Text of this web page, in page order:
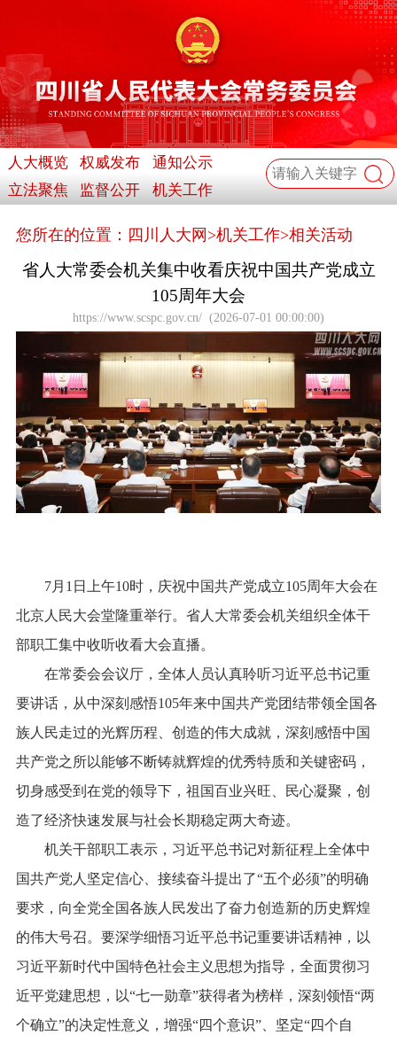
人大概览 权威发布
通知公示
立法聚焦
监督公开 机关工作
您所在的位置： 四川人大网 >机关工作>相关活动
省人大常委会机关集中收看庆祝中国共产党成立
105周年大会
https://www.scspc.gov.cn/ (2026-07-01 00:00:00)
7月1日上午10时，庆祝中国共产党成立105周年大会在
北京人民大会堂隆重举行。省人大常委会机关组织全体干
部职工集中收听收看大会直播。
在常委会会议厅，全体人员认真聆听习近平总书记重
要讲话，从中深刻感悟105年来中国共产党团结带领全国各
族人民走过的光辉历程、创造的伟大成就，深刻感悟中国
共产党之所以能够不断铸就辉煌的优秀特质和关键密码，
切身感受到在党的领导下，祖国百业兴旺、民心凝聚，创
造了经济快速发展与社会长期稳定两大奇迹。
机关干部职工表示，习近平总书记对新征程上全体中
国共产党人坚定信心、接续奋斗提出了“五个必须”的明确
要求，向全党全国各族人民发出了奋力创造新的历史辉煌
的伟大号召。要深学细悟习近平总书记重要讲话精神，以
习近平新时代中国特色社会主义思想为指导，全面贯彻习
近平党建思想，以“七一勋章”获得者为榜样，深刻领悟“两
个确立”的决定性意义，增强“四个意识”、坚定“四个自